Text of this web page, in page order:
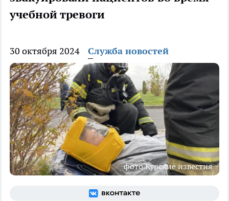
учебной тревоги
30 октября 2024 Служба новостей
фото Курские известия